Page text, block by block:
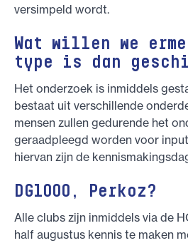
versimpeld wordt.
Wat willen we
type is dan
Het onderzoek is inmiddels
bestaat uit verschillende
mensen zullen gedurende het
geraadpleegd worden voor
hiervan zijn de
DG1000, Perkoz?
Alle clubs zijn inmiddels via de
half augustus kennis te maken